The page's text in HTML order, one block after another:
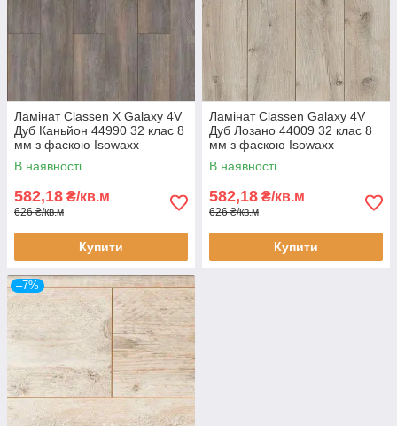
Ламінат Classen X Galaxy 4V
Дуб Каньйон 44990 32 клас 8
мм з фаскою Isowaxx
В наявності
582,18 ₴/кв.м
626 ₴/кв.м
Купити
Ламінат Classen Galaxy 4V
Дуб Лозано 44009 32 клас 8
мм з фаскою Isowaxx
В наявності
582,18 ₴/кв.м
626 ₴/кв.м
Купити
–7%